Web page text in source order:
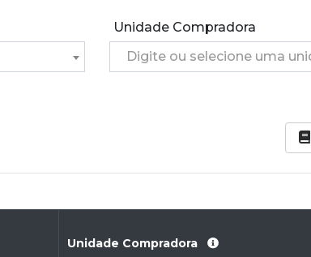
Unidade Compradora
Digite ou selecione uma
Unidade Compradora